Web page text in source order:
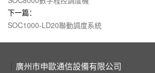
下一篇：
SOC1000-LD20聯動調度系統
廣州市申歐通信設備有限公司